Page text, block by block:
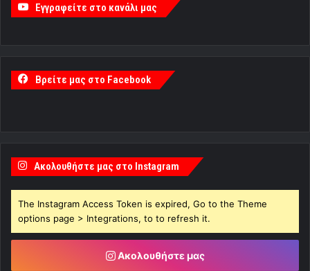
Εγγραφείτε στο κανάλι μας
Βρείτε μας στο Facebook
Ακολουθήστε μας στο Instagram
The Instagram Access Token is expired, Go to the Theme
options page > Integrations, to to refresh it.
Ακολουθήστε μας